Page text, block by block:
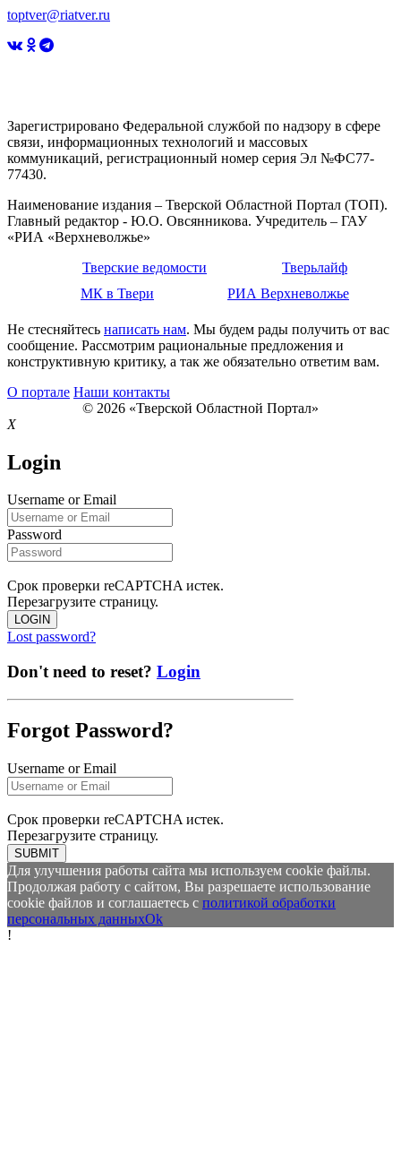
toptver@riatver.ru
Зарегистрировано Федеральной службой по надзору в сфере
связи, информационных технологий и массовых
коммуникаций, регистрационный номер серия Эл №ФС77-
77430.
Наименование издания – Тверской Областной Портал (ТОП).
Главный редактор - Ю.О. Овсянникова. Учредитель – ГАУ
«РИА «Верхневолжье»
Тверские ведомости
Тверьлайф
МК в Твери
РИА Верхневолжье
Не стесняйтесь написать нам. Мы будем рады получить от вас
сообщение. Рассмотрим рациональные предложения и
конструктивную критику, а так же обязательно ответим вам.
О портале Наши контакты
© 2026 «Тверской Областной Портал»
X
Login
Username or Email
Password
Срок проверки reCAPTCHA истек.
Перезагрузите страницу.
LOGIN
Lost password?
Don't need to reset? Login
Forgot Password?
Username or Email
Срок проверки reCAPTCHA истек.
Перезагрузите страницу.
SUBMIT
Для улучшения работы сайта мы используем cookie файлы.
Продолжая работу с сайтом, Вы разрешаете использование
cookie файлов и соглашаетесь с политикой обработки
персональных данныхOk
!